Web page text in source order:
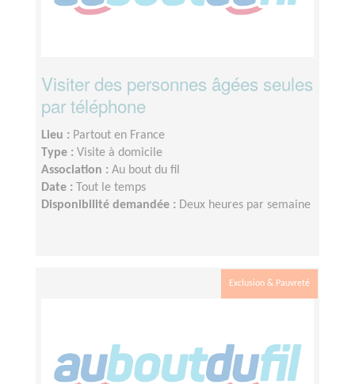
Visiter des personnes âgées seules
par téléphone
Lieu : Partout en France
Type : Visite à domicile
Association : Au bout du fil
Date :
Tout le temps
Disponibilité demandée : Deux heures par semaine
Exclusion & Pauvreté